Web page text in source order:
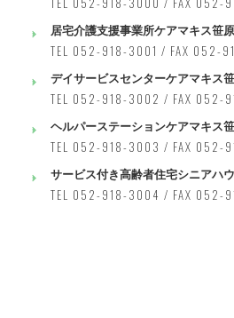
居宅介護支援事業所ケアマキス笹原
TEL 052-918-3001 / FAX 052-
デイサービスセンターケアマキス
TEL 052-918-3002 / FAX 052-
ヘルパーステーションケアマキス
TEL 052-918-3003 / FAX 052-
サービス付き高齢者住宅シニアハ
TEL 052-918-3004 / FAX 052-